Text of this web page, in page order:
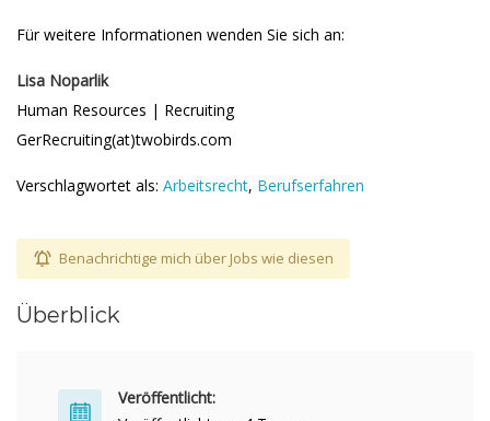
Für weitere Informationen wenden Sie sich an:
Lisa Noparlik
Human Resources | Recruiting
GerRecruiting(at)twobirds.com
Verschlagwortet als: Arbeitsrecht, Berufserfahren
Benachrichtige mich über Jobs wie diesen
Überblick
Veröffentlicht: